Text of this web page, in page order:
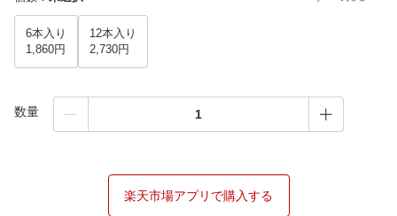
6本入り
1,860円
12本入り
2,730円
数量
楽天市場アプリで購入する